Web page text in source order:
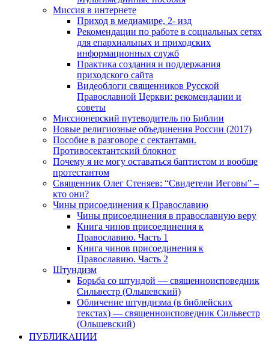
Миссия в интернете
Приход в медиамире, 2- изд
Рекомендации по работе в социальных сетях
для епархиальных и приходских
информационных служб
Практика создания и поддержания
приходского сайта
Видеоблоги священников Русской
Православной Церкви: рекомендации и
советы
Миссионерский путеводитель по Библии
Новые религиозные объединения России (2017)
Пособие в разговоре с сектантами.
Противосектантский блокнот
Почему я не могу оставаться баптистом и вообще
протестантом
Священник Олег Стеняев: “Свидетели Иеговы” –
кто они?
Чины присоединения к Православию
Чины присоединения в православную веру
Книга чинов присоединения к
Православию. Часть 1
Книга чинов присоединения к
Православию. Часть 2
Штундизм
Борьба со штундой — священноисповедник
Сильвестр (Ольшевский)
Обличение штундизма (в библейских
текстах) — священноисповедник Сильвестр
(Ольшевский)
ПУБЛИКАЦИИ